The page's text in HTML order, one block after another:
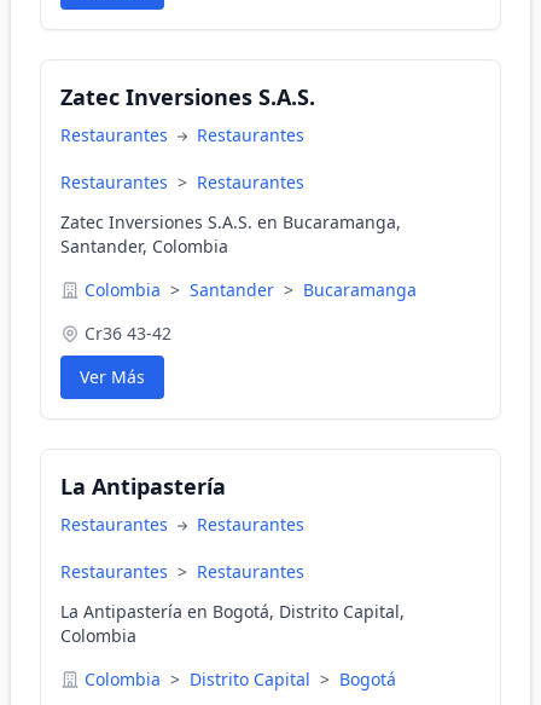
Zatec Inversiones S.A.S.
Restaurantes Restaurantes
Restaurantes > Restaurantes
Zatec Inversiones S.A.S. en Bucaramanga,
Santander, Colombia
Colombia > Santander > Bucaramanga
Cr36 43-42
Ver Más
La Antipastería
Restaurantes Restaurantes
Restaurantes > Restaurantes
La Antipastería en Bogotá, Distrito Capital,
Colombia
Colombia > Distrito Capital > Bogotá